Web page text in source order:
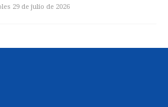
29 de julio de 2026